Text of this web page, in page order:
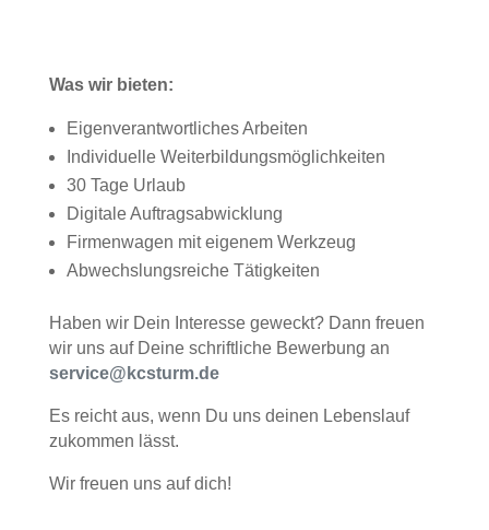
Was wir bieten:
Eigenverantwortliches Arbeiten
Individuelle Weiterbildungsmöglichkeiten
30 Tage Urlaub
Digitale Auftragsabwicklung
Firmenwagen mit eigenem Werkzeug
Abwechslungsreiche Tätigkeiten
Haben wir Dein Interesse geweckt? Dann freuen
wir uns auf Deine schriftliche Bewerbung an
service@kcsturm.de
Es reicht aus, wenn Du uns deinen Lebenslauf
zukommen lässt.
Wir freuen uns auf dich!